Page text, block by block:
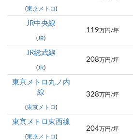
(東京メトロ)
JR中央線
(JR)
119万円/坪
JR総武線
(JR)
208万円/坪
東京メトロ丸ノ内
線
(東京メトロ)
328万円/坪
東京メトロ東西線
(東京メトロ)
204万円/坪